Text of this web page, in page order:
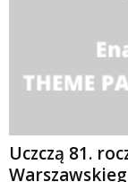
Uczczą 81.